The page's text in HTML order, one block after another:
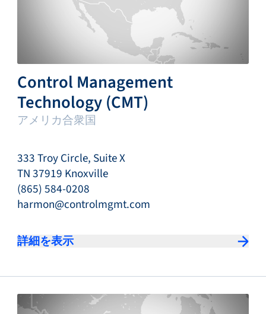
Control Management
Technology (CMT)
アメリカ合衆国
333 Troy Circle, Suite X
TN 37919 Knoxville
(865) 584-0208
harmon@controlmgmt.com
詳細を表示